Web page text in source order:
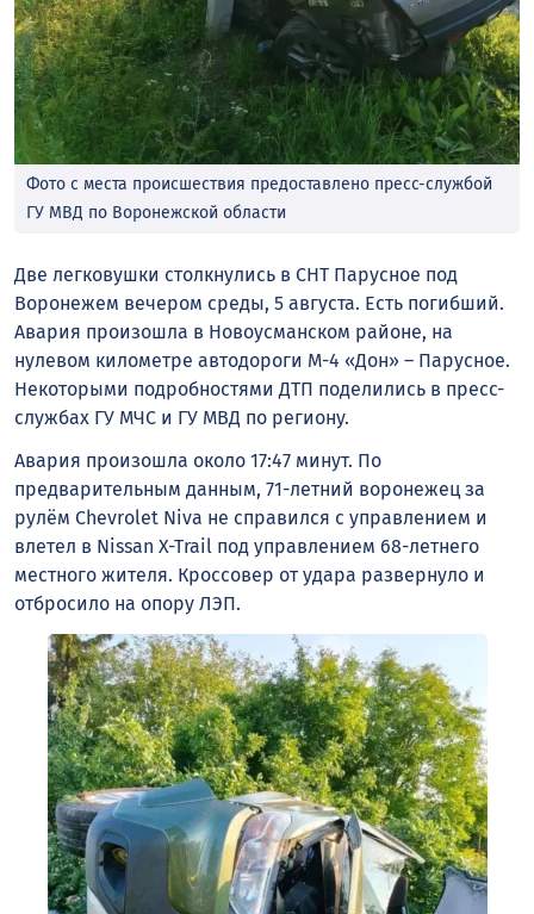
Фото с места происшествия предоставлено пресс-службой
ГУ МВД по Воронежской области
Две легковушки столкнулись в СНТ Парусное под
Воронежем вечером среды, 5 августа. Есть погибший.
Авария произошла в Новоусманском районе, на
нулевом километре автодороги М-4 «Дон» – Парусное.
Некоторыми подробностями ДТП поделились в пресс-
службах ГУ МЧС и ГУ МВД по региону.
Авария произошла около 17:47 минут. По
предварительным данным, 71-летний воронежец за
рулём Chevrolet Niva не справился с управлением и
влетел в Nissan X-Trail под управлением 68-летнего
местного жителя. Кроссовер от удара развернуло и
отбросило на опору ЛЭП.